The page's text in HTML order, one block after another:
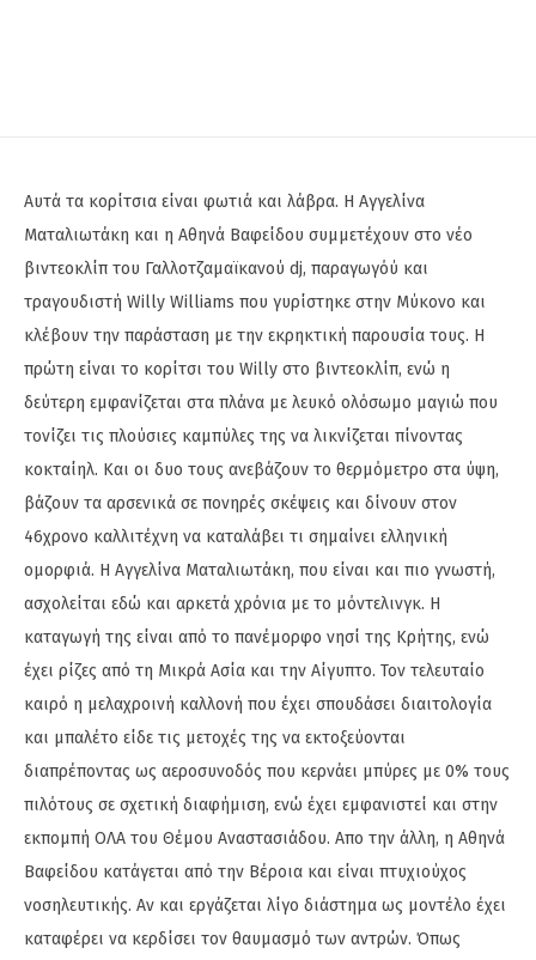
Αυτά τα κορίτσια είναι φωτιά και λάβρα. Η Αγγελίνα
Ματαλιωτάκη και η Αθηνά Βαφείδου συμμετέχουν στο νέο
βιντεοκλίπ του Γαλλοτζαμαϊκανού dj, παραγωγόύ και
τραγουδιστή Willy Williams που γυρίστηκε στην Μύκονο και
κλέβουν την παράσταση με την εκρηκτική παρουσία τους. Η
πρώτη είναι το κορίτσι του Willy στο βιντεοκλίπ, ενώ η
δεύτερη εμφανίζεται στα πλάνα με λευκό ολόσωμο μαγιώ που
τονίζει τις πλούσιες καμπύλες της να λικνίζεται πίνοντας
κοκταίηλ. Και οι δυο τους ανεβάζουν το θερμόμετρο στα ύψη,
βάζουν τα αρσενικά σε πονηρές σκέψεις και δίνουν στον
46χρονο καλλιτέχνη να καταλάβει τι σημαίνει ελληνική
ομορφιά. Η Αγγελίνα Ματαλιωτάκη, που είναι και πιο γνωστή,
ασχολείται εδώ και αρκετά χρόνια με το μόντελινγκ. Η
καταγωγή της είναι από το πανέμορφο νησί της Κρήτης, ενώ
έχει ρίζες από τη Μικρά Ασία και την Αίγυπτο. Τον τελευταίο
καιρό η μελαχροινή καλλονή που έχει σπουδάσει διαιτολογία
και μπαλέτο είδε τις μετοχές της να εκτοξεύονται
διαπρέποντας ως αεροσυνοδός που κερνάει μπύρες με 0% τους
πιλότους σε σχετική διαφήμιση, ενώ έχει εμφανιστεί και στην
εκπομπή ΟΛΑ του Θέμου Αναστασιάδου. Απο την άλλη, η Αθηνά
Βαφείδου κατάγεται από την Βέροια και είναι πτυχιούχος
νοσηλευτικής. Αν και εργάζεται λίγο διάστημα ως μοντέλο έχει
καταφέρει να κερδίσει τον θαυμασμό των αντρών. Όπως